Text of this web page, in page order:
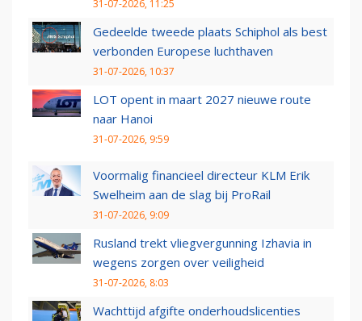
31-07-2026, 11:25
Gedeelde tweede plaats Schiphol als best
verbonden Europese luchthaven
31-07-2026, 10:37
LOT opent in maart 2027 nieuwe route
naar Hanoi
31-07-2026, 9:59
Voormalig financieel directeur KLM Erik
Swelheim aan de slag bij ProRail
31-07-2026, 9:09
Rusland trekt vliegvergunning Izhavia in
wegens zorgen over veiligheid
31-07-2026, 8:03
Wachttijd afgifte onderhoudslicenties